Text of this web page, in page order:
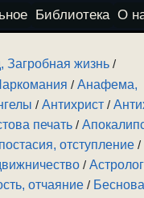
Библиотека О
Загробная жизнь /
/Анафема,
/Антихрист /
печать /
отступление /
/
отчаяние /